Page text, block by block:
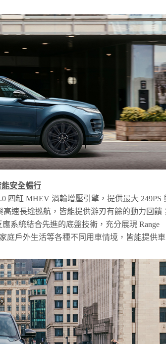
安全暢行
四缸 MHEV 渦輪增壓引擎，提供最大 249PS
速長途巡航，皆能提供游刃有餘的動力回饋
應系統結合先進的底盤技術，充分展現 Range
庭戶外生活等各種不同用車情境，皆能提供車